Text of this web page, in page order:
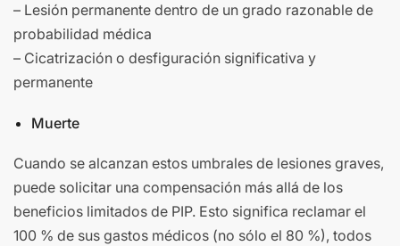
– Lesión permanente dentro de un grado razonable de
probabilidad médica
– Cicatrización o desfiguración significativa y
permanente
Muerte
Cuando se alcanzan estos umbrales de lesiones graves,
puede solicitar una compensación más allá de los
beneficios limitados de PIP. Esto significa reclamar el
100 % de sus gastos médicos (no sólo el 80 %), todos